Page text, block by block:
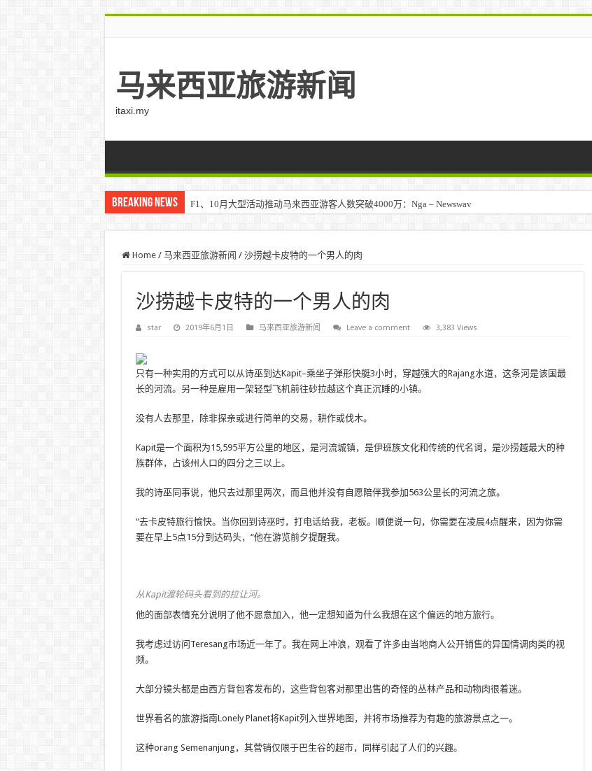
马来西亚旅游新闻
itaxi.my
Breaking News F1、10月大型活动推动马来西亚游客人数突破4000万：Nga – Newswav
Home / 马来西亚旅游新闻 / 沙捞越卡皮特的一个男人的肉
沙捞越卡皮特的一个男人的肉
star 2019年6月1日 马来西亚旅游新闻 Leave a comment 3,383 Views
只有一种实用的方式可以从诗巫到达Kapit–乘坐子弹形快艇3小时，穿越强大的Rajang水道，这条河是该国最
长的河流。另一种是雇用一架轻型飞机前往砂拉越这个真正沉睡的小镇。
没有人去那里，除非探亲或进行简单的交易，耕作或伐木。
Kapit是一个面积为15,595平方公里的地区，是河流城镇，是伊班族文化和传统的代名词，是沙捞越最大的种
族群体，占该州人口的四分之三以上。
我的诗巫同事说，他只去过那里两次，而且他并没有自愿陪伴我参加563公里长的河流之旅。
“去卡皮特旅行愉快。当你回到诗巫时，打电话给我，老板。顺便说一句，你需要在凌晨4点醒来，因为你需
要在早上5点15分到达码头，“他在游览前夕提醒我。
从Kapit渡轮码头看到的拉让河。
他的面部表情充分说明了他不愿意加入，他一定想知道为什么我想在这个偏远的地方旅行。
我考虑过访问Teresang市场近一年了。我在网上冲浪，观看了许多由当地商人公开销售的异国情调肉类的视
频。
大部分镜头都是由西方背包客发布的，这些背包客对那里出售的奇怪的丛林产品和动物肉很着迷。
世界着名的旅游指南Lonely Planet将Kapit列入世界地图，并将市场推荐为有趣的旅游景点之一。
这种orang Semenanjung，其营销仅限于巴生谷的超市，同样引起了人们的兴趣。